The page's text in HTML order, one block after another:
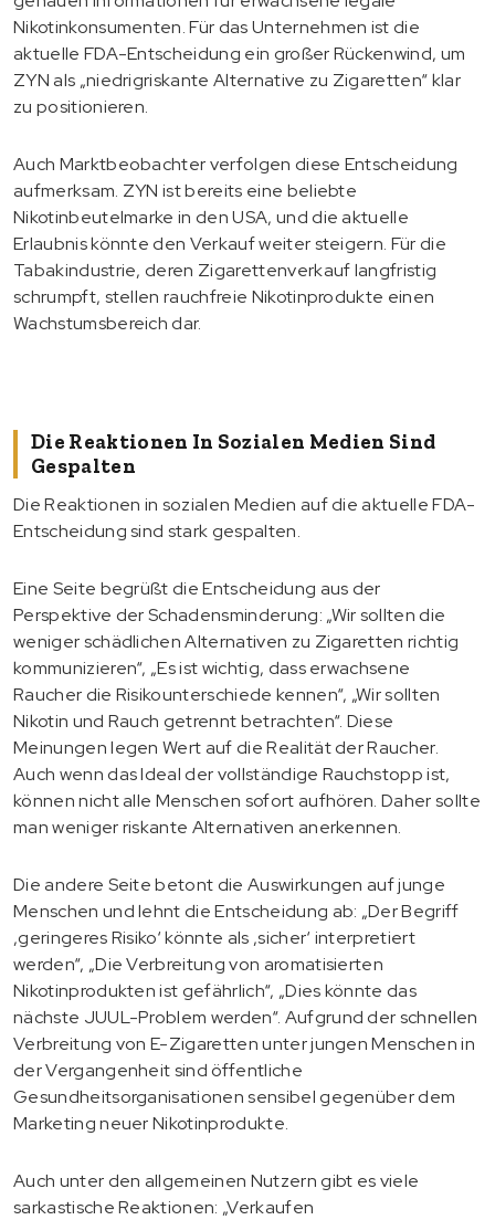
Nikotinkonsumenten. Für das Unternehmen ist die
aktuelle FDA-Entscheidung ein großer Rückenwind, um
ZYN als „niedrigriskante Alternative zu Zigaretten“ klar
zu positionieren.
Auch Marktbeobachter verfolgen diese Entscheidung
aufmerksam. ZYN ist bereits eine beliebte
Nikotinbeutelmarke in den USA, und die aktuelle
Erlaubnis könnte den Verkauf weiter steigern. Für die
Tabakindustrie, deren Zigarettenverkauf langfristig
schrumpft, stellen rauchfreie Nikotinprodukte einen
Wachstumsbereich dar.
Die Reaktionen In Sozialen Medien Sind
Gespalten
Die Reaktionen in sozialen Medien auf die aktuelle FDA-
Entscheidung sind stark gespalten.
Eine Seite begrüßt die Entscheidung aus der
Perspektive der Schadensminderung: „Wir sollten die
weniger schädlichen Alternativen zu Zigaretten richtig
kommunizieren“, „Es ist wichtig, dass erwachsene
Raucher die Risikounterschiede kennen“, „Wir sollten
Nikotin und Rauch getrennt betrachten“. Diese
Meinungen legen Wert auf die Realität der Raucher.
Auch wenn das Ideal der vollständige Rauchstopp ist,
können nicht alle Menschen sofort aufhören. Daher sollte
man weniger riskante Alternativen anerkennen.
Die andere Seite betont die Auswirkungen auf junge
Menschen und lehnt die Entscheidung ab: „Der Begriff
‚geringeres Risiko‘ könnte als ‚sicher‘ interpretiert
werden“, „Die Verbreitung von aromatisierten
Nikotinprodukten ist gefährlich“, „Dies könnte das
nächste JUUL-Problem werden“. Aufgrund der schnellen
Verbreitung von E-Zigaretten unter jungen Menschen in
der Vergangenheit sind öffentliche
Gesundheitsorganisationen sensibel gegenüber dem
Marketing neuer Nikotinprodukte.
Auch unter den allgemeinen Nutzern gibt es viele
sarkastische Reaktionen: „Verkaufen